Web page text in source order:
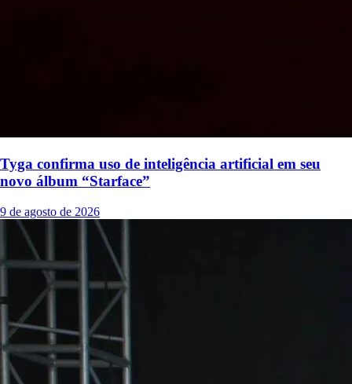
Tyga confirma uso de inteligência artificial em seu
novo álbum “Starface”
9 de agosto de 2026